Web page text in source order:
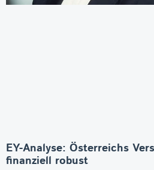
EY-Analyse: Österreichs
finanziell robust